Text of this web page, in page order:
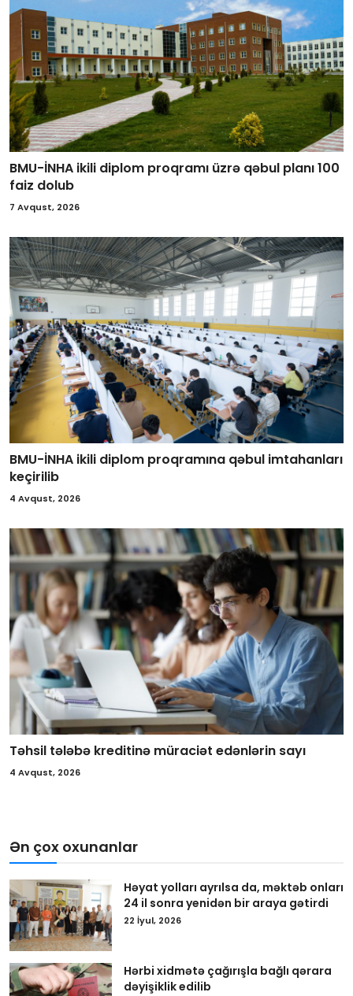
BMU-İNHA ikili diplom proqramı üzrə qəbul planı 100
faiz dolub
7 Avqust, 2026
BMU-İNHA ikili diplom proqramına qəbul imtahanları
keçirilib
4 Avqust, 2026
Təhsil tələbə kreditinə müraciət edənlərin sayı
4 Avqust, 2026
Ən çox oxunanlar
Həyat yolları ayrılsa da, məktəb onları
24 il sonra yenidən bir araya gətirdi
22 İyul, 2026
Hərbi xidmətə çağırışla bağlı qərara
dəyişiklik edilib